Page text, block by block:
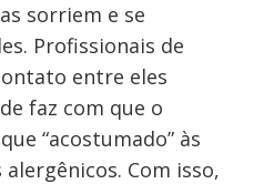
sorriem e se
Profissionais de
entre eles
faz com que o
“acostumado” às
Com isso,